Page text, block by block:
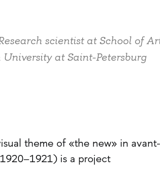
scientist at School of
at Saint-­Petersburg
theme of «the new» in
is a project